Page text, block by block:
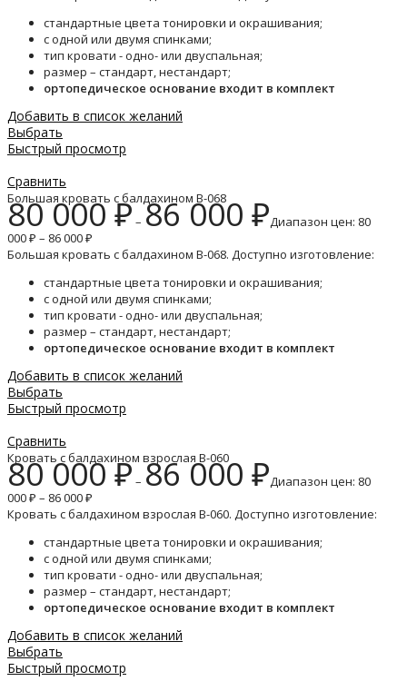
стандартные цвета тонировки и окрашивания;
с одной или двумя спинками;
тип кровати - одно- или двуспальная;
размер – стандарт, нестандарт;
ортопедическое основание входит в комплект
Добавить в список желаний
Выбрать
Быстрый просмотр
Сравнить
Большая кровать с балдахином B-068
80 000₽– 86 000 ₽Диапазон цен: 80
000 ₽ – 86 000 ₽
Большая кровать с балдахином B-068. Доступно изготовление:
стандартные цвета тонировки и окрашивания;
с одной или двумя спинками;
тип кровати - одно- или двуспальная;
размер – стандарт, нестандарт;
ортопедическое основание входит в комплект
Добавить в список желаний
Выбрать
Быстрый просмотр
Сравнить
Кровать с балдахином взрослая B-060
80 000₽– 86 000 ₽Диапазон цен: 80
000 ₽ – 86 000 ₽
Кровать с балдахином взрослая B-060. Доступно изготовление:
стандартные цвета тонировки и окрашивания;
с одной или двумя спинками;
тип кровати - одно- или двуспальная;
размер – стандарт, нестандарт;
ортопедическое основание входит в комплект
Добавить в список желаний
Выбрать
Быстрый просмотр